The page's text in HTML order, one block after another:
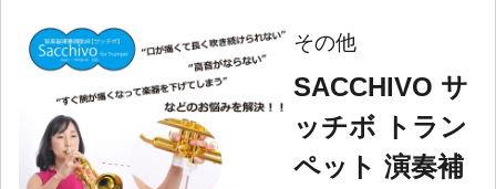
その他
SACCHIVO サ
ッチボ トラン
ペット 演奏補